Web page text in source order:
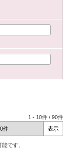
1 - 10件 /90件
です。